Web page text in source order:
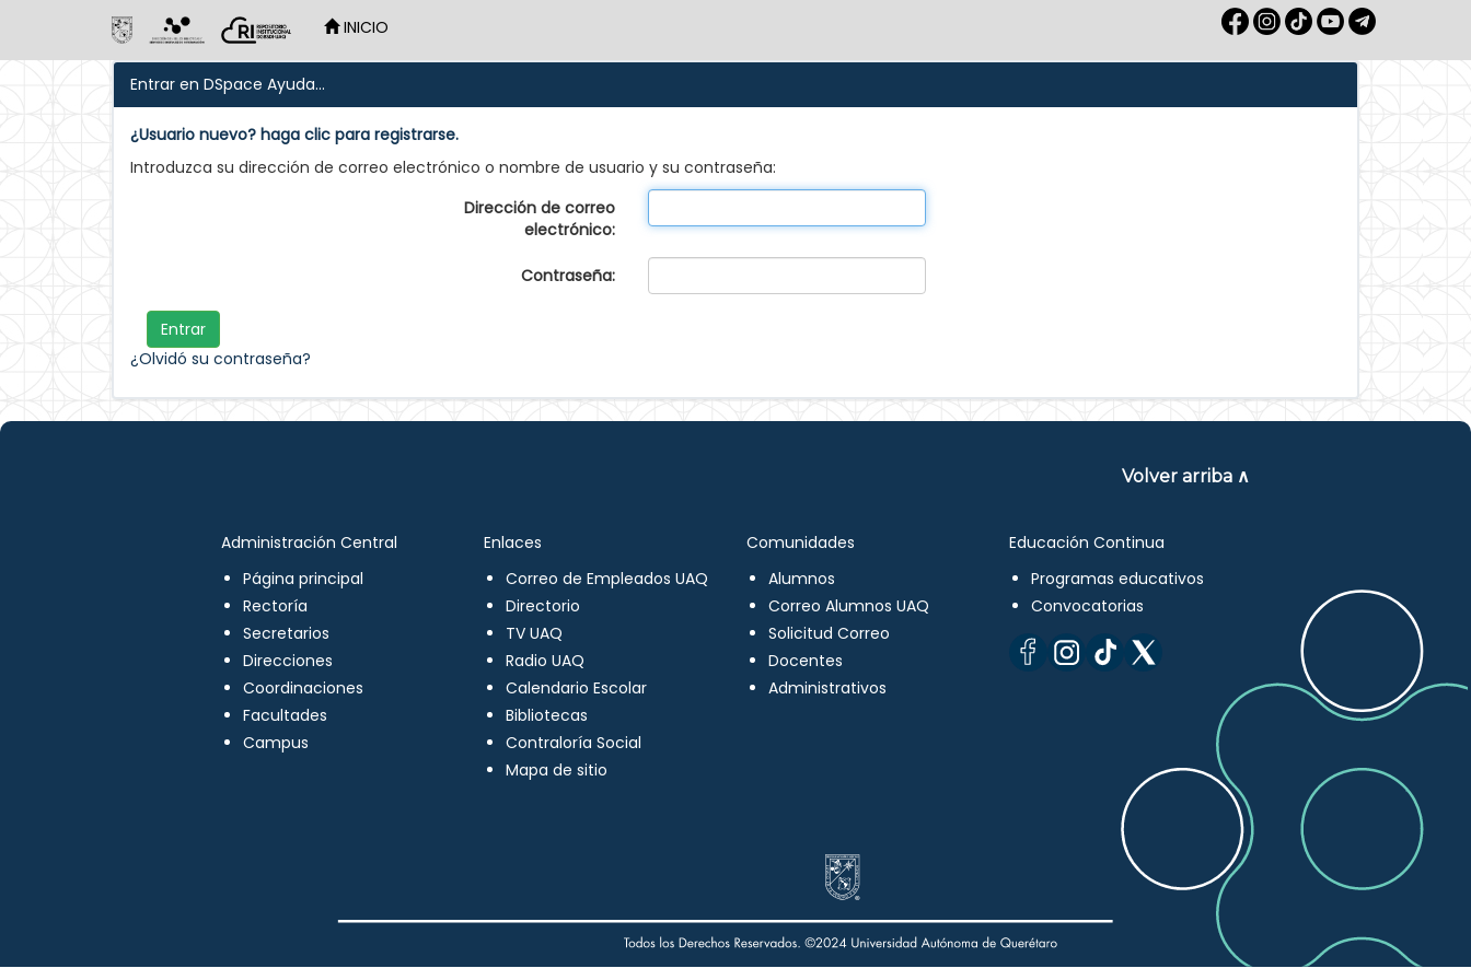
INICIO
Entrar en DSpace Ayuda...
¿Usuario nuevo? haga clic para registrarse.
Introduzca su dirección de correo electrónico o nombre de usuario y su contraseña:
Dirección de correo
electrónico:
Contraseña:
¿Olvidó su contraseña?
Volver arriba ∧
Administración Central
Página principal
Rectoría
Secretarios
Direcciones
Coordinaciones
Facultades
Campus
Enlaces
Correo de Empleados UAQ
Directorio
TV UAQ
Radio UAQ
Calendario Escolar
Bibliotecas
Contraloría Social
Mapa de sitio
Comunidades
Alumnos
Correo Alumnos UAQ
Solicitud Correo
Docentes
Administrativos
Educación Continua
Programas educativos
Convocatorias